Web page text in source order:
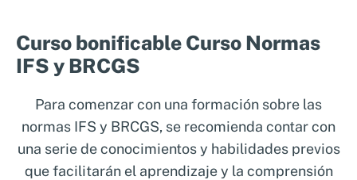
Curso bonificable Curso Normas
IFS y BRCGS
Para comenzar con una formación sobre las
normas IFS y BRCGS, se recomienda contar con
una serie de conocimientos y habilidades previos
que facilitarán el aprendizaje y la comprensión